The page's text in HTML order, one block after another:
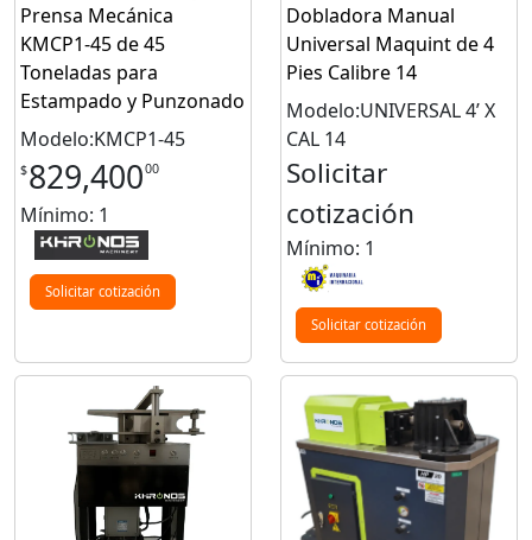
Prensa Mecánica
KMCP1-45 de 45
Toneladas para
Estampado y Punzonado
Modelo:KMCP1-45
$829,40000
Mínimo: 1
Solicitar cotización
Dobladora Manual
Universal Maquint de 4
Pies Calibre 14
Modelo:UNIVERSAL 4’ X
CAL 14
Solicitar
cotización
Mínimo: 1
Solicitar cotización